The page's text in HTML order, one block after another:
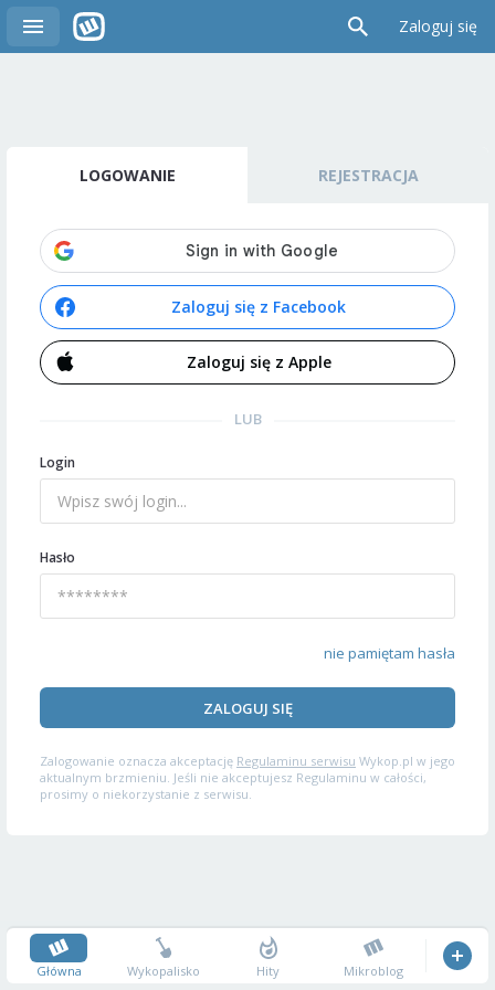
Zaloguj się
LOGOWANIE REJESTRACJA
Zaloguj się z Facebook
Zaloguj się z Apple
LUB
Login
Hasło
nie pamiętam hasła
ZALOGUJ SIĘ
Zalogowanie oznacza akceptację Regulaminu serwisu Wykop.pl w jego
aktualnym brzmieniu. Jeśli nie akceptujesz Regulaminu w całości,
prosimy o niekorzystanie z serwisu.
Główna Wykopalisko Hity Mikroblog